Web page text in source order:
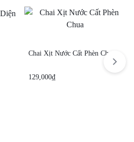
Chai Xịt Nước Cất Phèn Chua
129,000₫